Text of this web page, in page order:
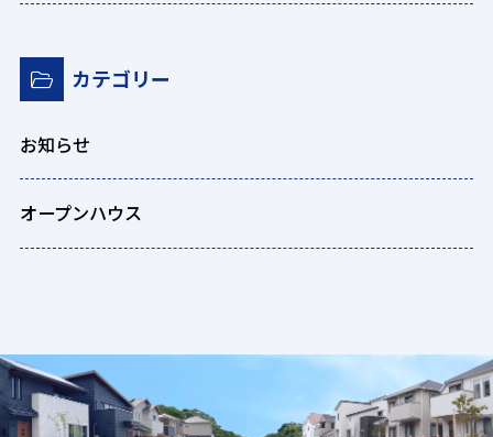
カテゴリー
お知らせ
オープンハウス